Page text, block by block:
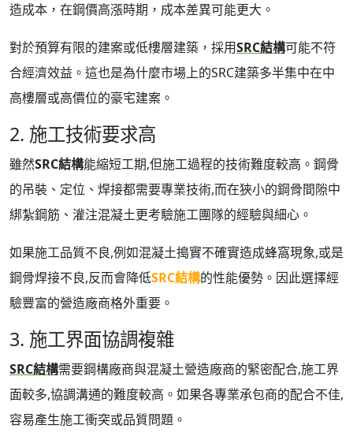
造成本，在鋼價高漲時期，成本差異可能更大。
對於預算有限的建案或低樓層建築，採用SRC結構可能不符
合經濟效益。這也是為什麼市場上的SRC建築多半集中在中
高樓層或高價位的豪宅建案。
2. 施工技術要求高
雖然SRC結構能縮短工期,但施工過程的技術難度較高。鋼骨
的吊裝、定位、焊接都需要專業技術,而在狹小的鋼骨間隙中
綁紮鋼筋、灌注混凝土更考驗施工團隊的經驗與細心。
如果施工品質不良,例如混凝土搗實不確實造成蜂窩現象,或是
鋼骨焊接不良,反而會降低SRC結構的性能優勢。因此選擇經
驗豐富的營造廠商格外重要。
3. 施工界面協調複雜
SRC結構需要鋼構廠商與混凝土營造廠商的緊密配合,施工界
面較多,協調溝通的難度較高。如果各專業承包商的配合不佳,
容易產生施工衝突或品質問題。